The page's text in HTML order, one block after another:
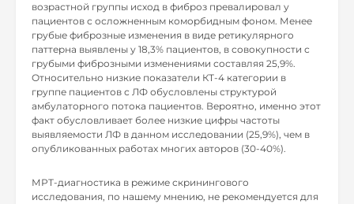
возрастной группы исход в фиброз превалировал у
пациентов с осложненным коморбидным фоном. Менее
грубые фиброзные изменения в виде ретикулярного
паттерна выявлены у 18,3% пациентов, в совокупности с
грубыми фиброзными изменениями составляя 25,9%.
Относительно низкие показатели КТ-4 категории в
группе пациентов с ЛФ обусловлены структурой
амбулаторного потока пациентов. Вероятно, именно этот
факт обусловливает более низкие цифры частоты
выявляемости ЛФ в данном исследовании (25,9%), чем в
опубликованных работах многих авторов (30-40%).
МРТ-диагностика в режиме скринингового
исследования, по нашему мнению, не рекомендуется для